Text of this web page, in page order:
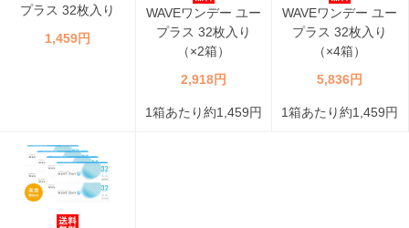
プラス 32枚入り
1,459円
WAVEワンデー ユー
プラス 32枚入り
（×2箱）
2,918円
1箱あたり約1,459円
WAVEワンデー ユー
プラス 32枚入り
（×4箱）
5,836円
1箱あたり約1,459円